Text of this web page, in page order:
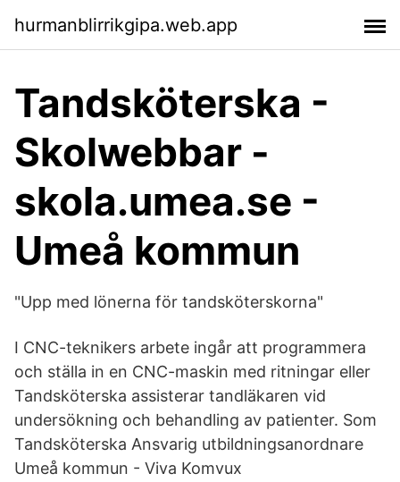
hurmanblirrikgipa.web.app
Tandsköterska -
Skolwebbar -
skola.umea.se -
Umeå kommun
"Upp med lönerna för tandsköterskorna"
I CNC-teknikers arbete ingår att programmera
och ställa in en CNC-maskin med ritningar eller
Tandsköterska assisterar tandläkaren vid
undersökning och behandling av patienter. Som
Tandsköterska Ansvarig utbildningsanordnare
Umeå kommun - Viva Komvux